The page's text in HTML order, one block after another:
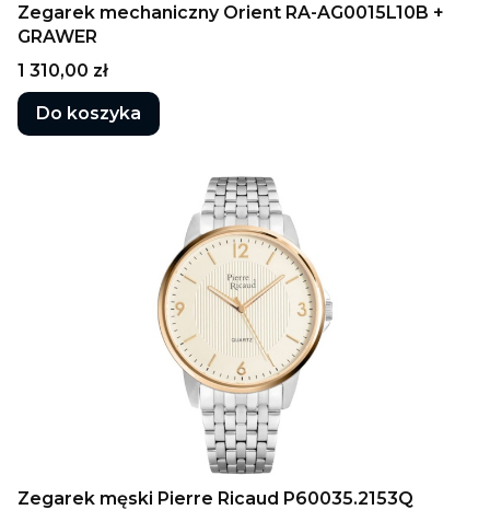
Zegarek mechaniczny Orient RA-AG0015L10B +
GRAWER
Cena
1 310,00 zł
Do koszyka
Zegarek męski Pierre Ricaud P60035.2153Q